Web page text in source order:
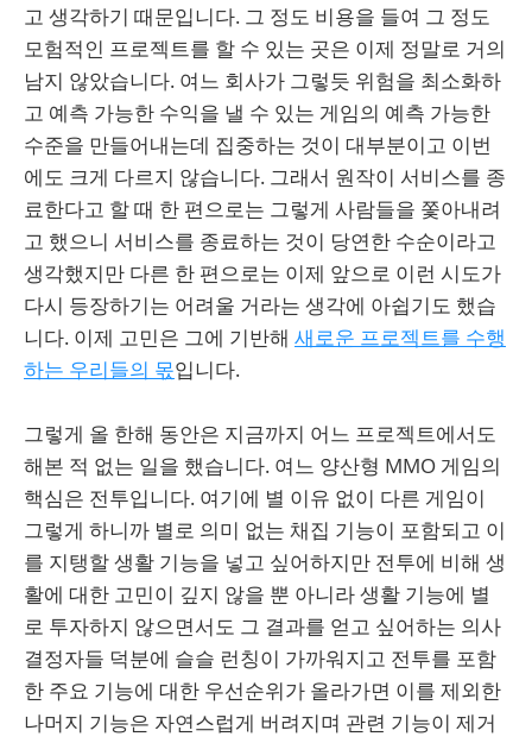
고 생각하기 때문입니다. 그 정도 비용을 들여 그 정도
모험적인 프로젝트를 할 수 있는 곳은 이제 정말로 거의
남지 않았습니다. 여느 회사가 그렇듯 위험을 최소화하
고 예측 가능한 수익을 낼 수 있는 게임의 예측 가능한
수준을 만들어내는데 집중하는 것이 대부분이고 이번
에도 크게 다르지 않습니다. 그래서 원작이 서비스를 종
료한다고 할 때 한 편으로는 그렇게 사람들을 쫓아내려
고 했으니 서비스를 종료하는 것이 당연한 수순이라고
생각했지만 다른 한 편으로는 이제 앞으로 이런 시도가
다시 등장하기는 어려울 거라는 생각에 아쉽기도 했습
니다. 이제 고민은 그에 기반해 새로운 프로젝트를 수행
하는 우리들의 몫입니다.
그렇게 올 한해 동안은 지금까지 어느 프로젝트에서도
해본 적 없는 일을 했습니다. 여느 양산형 MMO 게임의
핵심은 전투입니다. 여기에 별 이유 없이 다른 게임이
그렇게 하니까 별로 의미 없는 채집 기능이 포함되고 이
를 지탱할 생활 기능을 넣고 싶어하지만 전투에 비해 생
활에 대한 고민이 깊지 않을 뿐 아니라 생활 기능에 별
로 투자하지 않으면서도 그 결과를 얻고 싶어하는 의사
결정자들 덕분에 슬슬 런칭이 가까워지고 전투를 포함
한 주요 기능에 대한 우선순위가 올라가면 이를 제외한
나머지 기능은 자연스럽게 버려지며 관련 기능이 제거